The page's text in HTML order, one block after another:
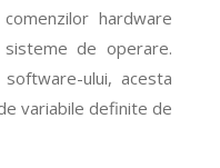
hardware
de operare.
ului, acesta
variabile definite de